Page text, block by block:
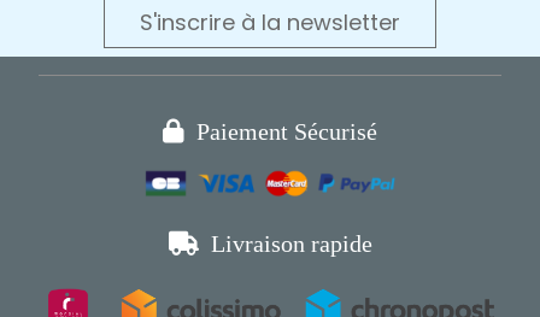
S'inscrire à la newsletter
 Paiement Sécurisé
 Livraison rapide